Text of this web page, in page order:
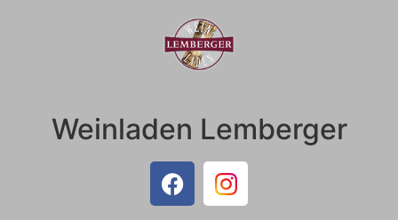
Weinladen Lemberger